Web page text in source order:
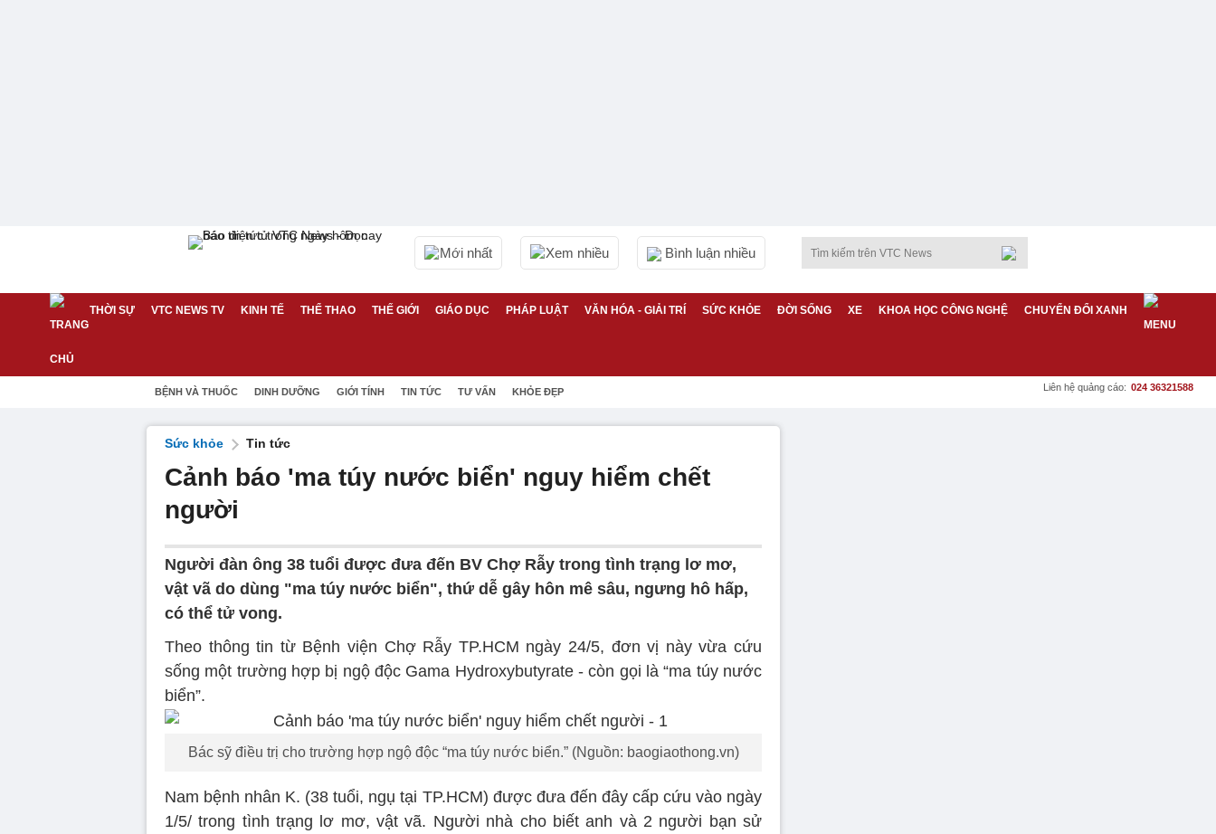
Mới nhất Xem nhiều Bình luận nhiều
THỜI SỰ VTC NEWS TV KINH TẾ THỂ THAO THẾ GIỚI GIÁO DỤC PHÁP LUẬT VĂN HÓA - GIẢI TRÍ SỨC KHỎE ĐỜI SỐNG XE KHOA HỌC CÔNG NGHỆ CHUYỂN ĐỔI XANH
BỆNH VÀ THUỐC DINH DƯỠNG GIỚI TÍNH TIN TỨC TƯ VẤN KHỎE ĐẸP Liên hệ quảng cáo: 024 36321588
Sức khỏe Tin tức
Cảnh báo 'ma túy nước biển' nguy hiểm chết
người
Người đàn ông 38 tuổi được đưa đến BV Chợ Rẫy trong tình trạng lơ mơ,
vật vã do dùng "ma túy nước biển", thứ dễ gây hôn mê sâu, ngưng hô hấp,
có thể tử vong.
Theo thông tin từ Bệnh viện Chợ Rẫy TP.HCM ngày 24/5, đơn vị này vừa cứu
sống một trường hợp bị ngộ độc Gama Hydroxybutyrate - còn gọi là “ma túy nước
biển”.
Bác sỹ điều trị cho trường hợp ngộ độc “ma túy nước biển.” (Nguồn: baogiaothong.vn)
Nam bệnh nhân K. (38 tuổi, ngụ tại TP.HCM) được đưa đến đây cấp cứu vào ngày
1/5/ trong tình trạng lơ mơ, vật vã. Người nhà cho biết anh và 2 người bạn sử